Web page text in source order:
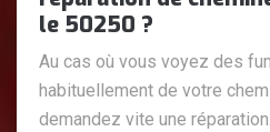
le 50250 ?
Au cas où vous voyez des
habituellement de votre
demandez vite une